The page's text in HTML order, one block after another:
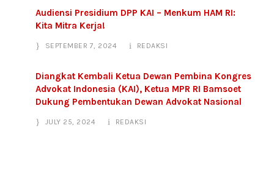
Audiensi Presidium DPP KAI – Menkum HAM RI:
Kita Mitra Kerja!
SEPTEMBER 7, 2024 REDAKSI
Diangkat Kembali Ketua Dewan Pembina Kongres
Advokat Indonesia (KAI), Ketua MPR RI Bamsoet
Dukung Pembentukan Dewan Advokat Nasional
JULY 25, 2024 REDAKSI